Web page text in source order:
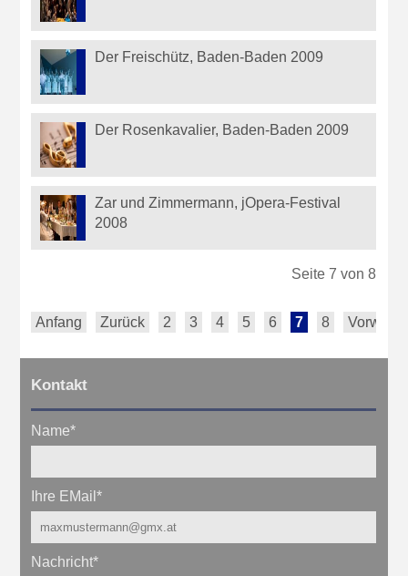
Der Freischütz, Baden-Baden 2009
Der Rosenkavalier, Baden-Baden 2009
Zar und Zimmermann, jOpera-Festival
2008
Seite 7 von 8
Anfang Zurück 2 3 4 5 6 7 8 Vorwärts
Kontakt
Name*
Ihre EMail*
Nachricht*